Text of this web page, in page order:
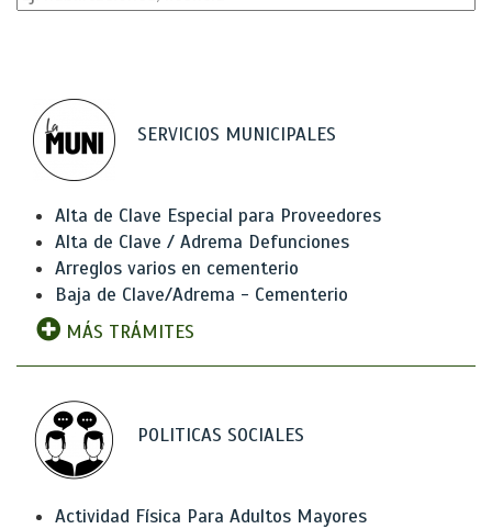
SERVICIOS MUNICIPALES
Alta de Clave Especial para Proveedores
Alta de Clave / Adrema Defunciones
Arreglos varios en cementerio
Baja de Clave/Adrema - Cementerio
MÁS TRÁMITES
POLITICAS SOCIALES
Actividad Física Para Adultos Mayores